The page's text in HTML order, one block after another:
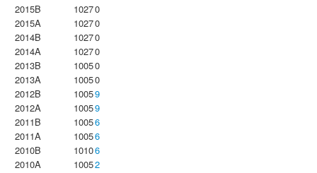
2015B
10270
2015A
10270
2014B
10270
2014A
10270
2013B
10050
2013A
10050
2012B
10059
2012A
10059
2011B
10056
2011A
10056
2010B
10106
2010A
10052